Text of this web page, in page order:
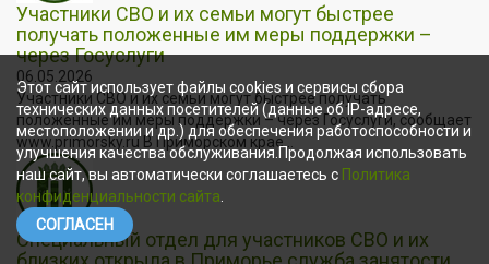
Участники СВО и их семьи могут быстрее
получать положенные им меры поддержки –
через Госуслуги
06.05.2026
Участники СВО и их семьи могут быстрее получать
положенные им меры поддержки – через Госуслуги, сообщает
www.primorsky.ru В Приморском крае...
Специальный отдел для участников СВО и их
Этот сайт использует файлы cookies и сервисы сбора
технических данных посетителей (данные об IP-адресе,
местоположении и др.) для обеспечения работоспособности и
улучшения качества обслуживания.Продолжая использовать
наш сайт, вы автоматически соглашаетесь с Политика
конфиденциальности сайта
СОГЛАСЕН